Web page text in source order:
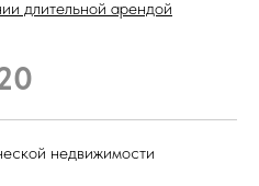
длительной арендой
недвижимости